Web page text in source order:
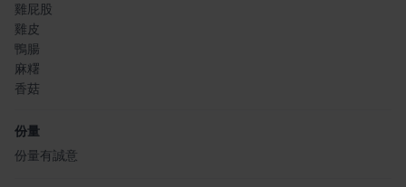
雞屁股
雞皮
鴨腸
麻糬
香菇
份量
份量有誠意